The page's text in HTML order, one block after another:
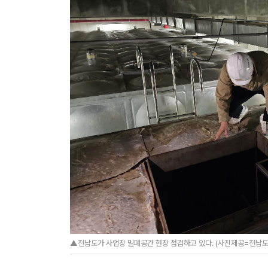
▲전남도가 사업장 밀폐공간 현장 점검하고 있다. (사진제공=전남